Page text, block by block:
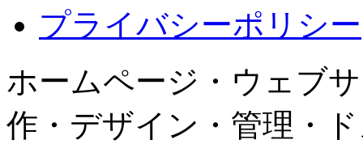
プライバシーポリシー
ホームページ・ウェブ
作・デザイン・管理・